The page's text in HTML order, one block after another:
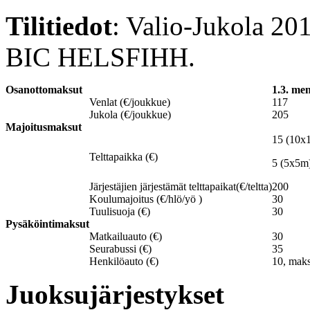
Tilitiedot: Valio-Jukola
BIC HELSFIHH.
Osanottomaksut
1.3.
Venlat (€/joukkue)
117
Jukola (€/joukkue)
205
Majoitusmaksut
Telttapaikka (€)
15
5
Järjestäjien järjestämät telttapaikat(€/teltta)200
Koulumajoitus (€/hlö/yö )
30
Tuulisuoja (€)
30
Pysäköintimaksut
Matkailuauto (€)
30
Seurabussi (€)
35
Henkilöauto (€)
10,
Juoksujärjestykset